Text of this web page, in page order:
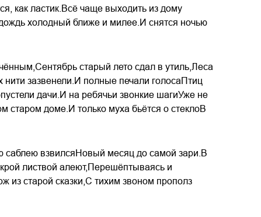
как ластик.Всё чаще выходить из дому
холодный ближе и милее.И снятся ночью
старый лето сдал в утиль,Леса
зазвенели.И полные печали голосаПтиц
дачи.И на ребячьи звонкие шагиУже не
старом доме.И только муха бьётся о стеклоВ
саблею взвилсяНовый месяц до самой зари.В
листвой алеют,Перешёптываясь и
из старой сказки,С тихим звоном прополз